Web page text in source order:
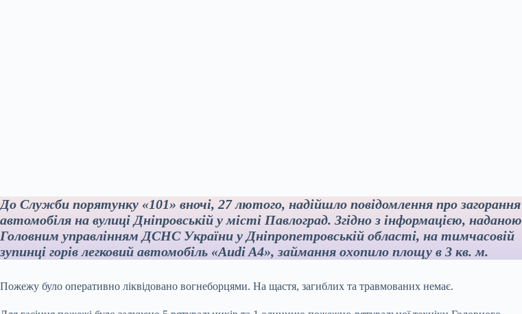
До Служби порятунку «101» вночі, 27 лютого, надійшло повідомлення про загорання
автомобіля на вулиці Дніпровській у місті Павлоград. Згідно з інформацією, наданою
Головним управлінням ДСНС України у Дніпропетровській області, на тимчасовій
зупинці горів легковий автомобіль «Audi A4», займання охопило площу в 3 кв. м.
Пожежу було оперативно ліквідовано вогнеборцями. На щастя, загиблих та травмованих немає.